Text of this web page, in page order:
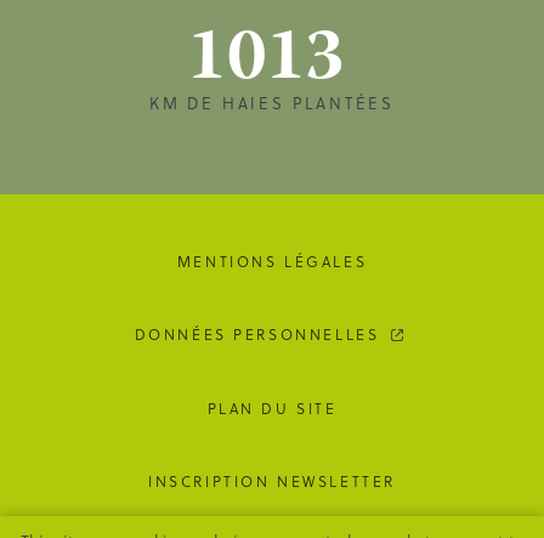
1013
KM DE HAIES PLANTÉES
MENTIONS LÉGALES
DONNÉES PERSONNELLES
PLAN DU SITE
INSCRIPTION NEWSLETTER